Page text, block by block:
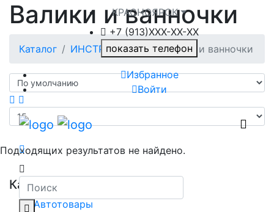
КРАСНОЯРСК
+7 (913)ХXX-ХХ-XX
показать телефон
Избранное
Войти
Валики и ванночки
Каталог ИНСТРУМЕНТЫ Валики и ванночки
Подходящих результатов не найдено.
Категории
Автотовары